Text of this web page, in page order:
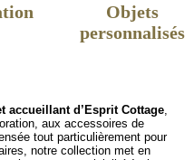
Objets
personnalisés
accueillant d’Esprit Cottage
aux accessoires de
tout particulièrement pour
notre collection met en